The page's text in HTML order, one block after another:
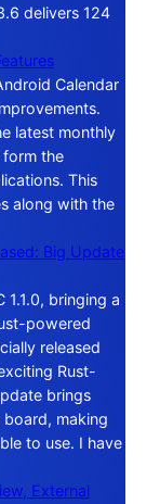
delivers 124
Calendar
latest monthly
the
This
along with the
Big Update
1.1.0, bringing a
powered
released
Rust-
brings
making
to use. I have
External